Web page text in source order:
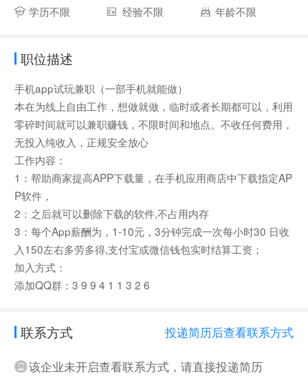
学历不限
经验不限 年龄不限
职位描述
手机app试玩兼职（一部手机就能做）
本在为线上自由工作，想做就做，临时或者长期都可以，利用
零碎时间就可以兼职赚钱，不限时间和地点。不收任何费用，
无投入纯收入，正规安全放心
工作内容：
1：帮助商家提高APP下载量，在手机应用商店中下载指定AP
P软件，
2：之后就可以删除下载的软件,不占用内存
3：每个App薪酬为，1-10元，3分钟完成一次每小时30 日收
入150左右多劳多得,支付宝或微信钱包实时结算工资；
加入方式：
添加QQ群：3 9 9 4 1 1 3 2 6
联系方式 投递简历后查看联系方式
该企业未开启查看联系方式，请直接投递简历